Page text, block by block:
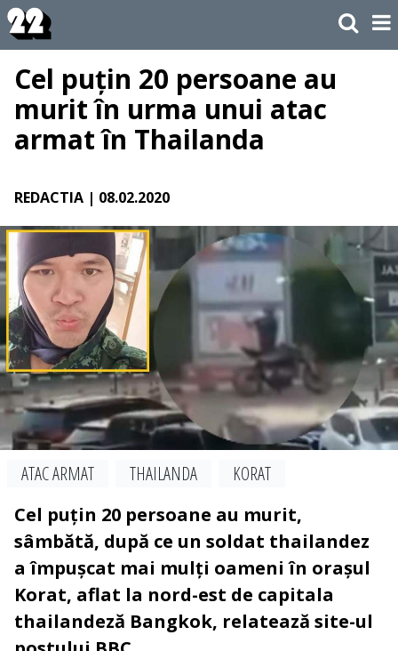
Cel puțin 20 persoane au
murit în urma unui atac
armat în Thailanda
REDACTIA | 08.02.2020
ATAC ARMAT THAILANDA
KORAT
Cel puțin 20 persoane au murit,
sâmbătă, după ce un soldat thailandez
a împușcat mai mulți oameni în orașul
Korat, aflat la nord-est de capitala
thailandeză Bangkok, relatează site-ul